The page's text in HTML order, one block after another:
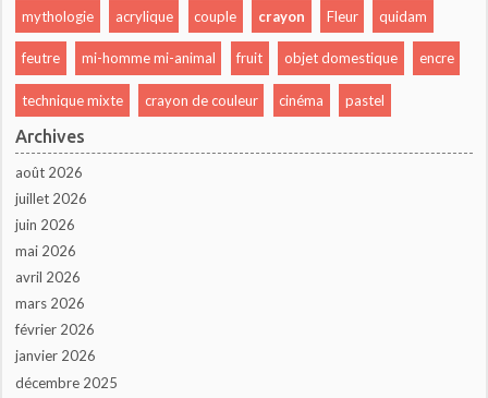
mythologie acrylique couple crayon Fleur quidam
feutre mi-homme mi-animal fruit objet domestique encre
technique mixte crayon de couleur cinéma pastel
Archives
août 2026
juillet 2026
juin 2026
mai 2026
avril 2026
mars 2026
février 2026
janvier 2026
décembre 2025